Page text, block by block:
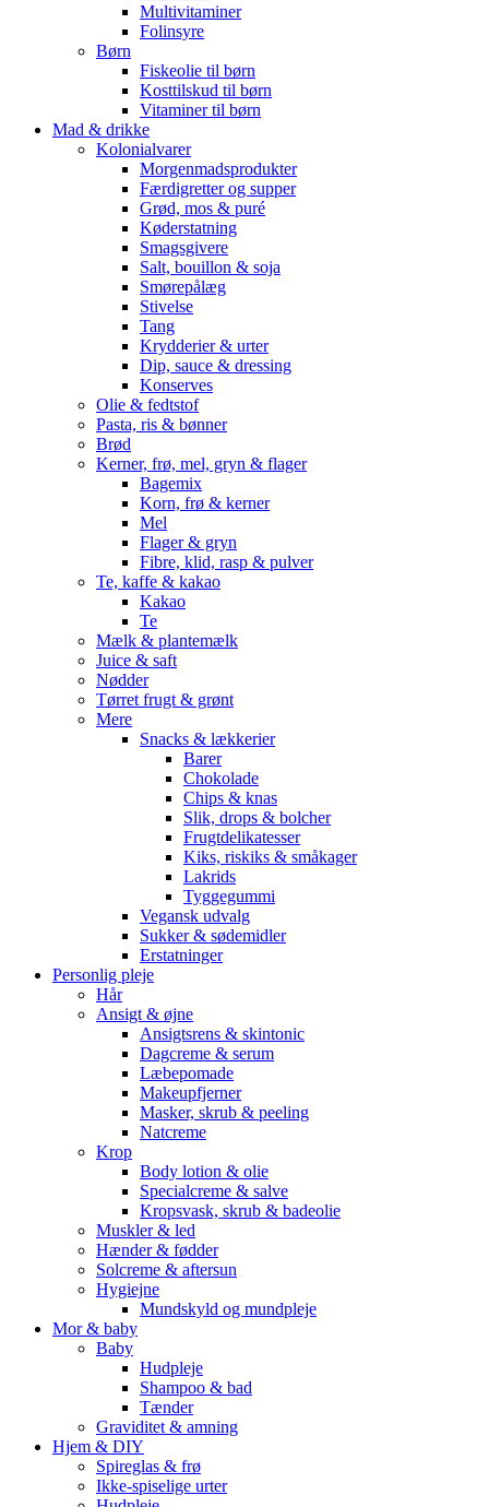
Multivitaminer
Folinsyre
Børn
Fiskeolie til børn
Kosttilskud til børn
Vitaminer til børn
Mad & drikke
Kolonialvarer
Morgenmadsprodukter
Færdigretter og supper
Grød, mos & puré
Køderstatning
Smagsgivere
Salt, bouillon & soja
Smørepålæg
Stivelse
Tang
Krydderier & urter
Dip, sauce & dressing
Konserves
Olie & fedtstof
Pasta, ris & bønner
Brød
Kerner, frø, mel, gryn & flager
Bagemix
Korn, frø & kerner
Mel
Flager & gryn
Fibre, klid, rasp & pulver
Te, kaffe & kakao
Kakao
Te
Mælk & plantemælk
Juice & saft
Nødder
Tørret frugt & grønt
Mere
Snacks & lækkerier
Barer
Chokolade
Chips & knas
Slik, drops & bolcher
Frugtdelikatesser
Kiks, riskiks & småkager
Lakrids
Tyggegummi
Vegansk udvalg
Sukker & sødemidler
Erstatninger
Personlig pleje
Hår
Ansigt & øjne
Ansigtsrens & skintonic
Dagcreme & serum
Læbepomade
Makeupfjerner
Masker, skrub & peeling
Natcreme
Krop
Body lotion & olie
Specialcreme & salve
Kropsvask, skrub & badeolie
Muskler & led
Hænder & fødder
Solcreme & aftersun
Hygiejne
Mundskyld og mundpleje
Mor & baby
Baby
Hudpleje
Shampoo & bad
Tænder
Graviditet & amning
Hjem & DIY
Spireglas & frø
Ikke-spiselige urter